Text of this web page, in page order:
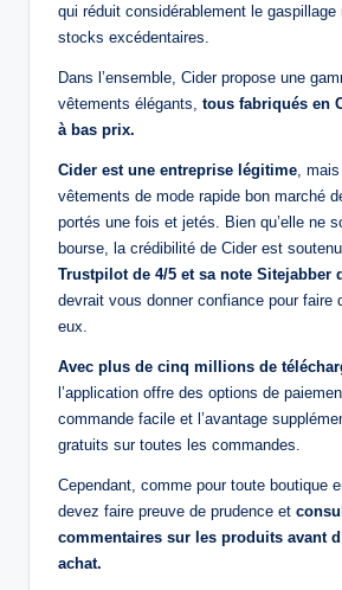
qui réduit considérablement le gaspillage
stocks excédentaires.
Dans l’ensemble, Cider propose une
vêtements élégants, tous fabriqués en
à bas prix.
Cider est une entreprise légitime ,
vêtements de mode rapide bon marché
portés une fois et jetés. Bien qu’elle ne
bourse, la crédibilité de Cider est
Trustpilot de 4/5 et sa note Sitejabber
devrait vous donner confiance pour faire
eux.
Avec plus de cinq millions de
l’application offre des options de
commande facile et l’avantage
gratuits sur toutes les commandes.
Cependant, comme pour toute boutique
devez faire preuve de prudence et
commentaires sur les produits avant
achat.